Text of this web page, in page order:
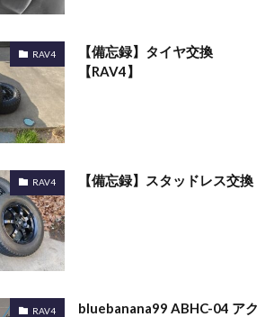
RAV4
【備忘録】タイヤ交換
【RAV4】
RAV4 【備忘録】スタッドレス交換
RAV4
bluebanana99 ABHC-04 アク